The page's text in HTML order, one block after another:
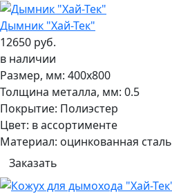
Дымник "Хай-Тек"
12650 руб.
в наличии
Размер, мм: 400х800
Толщина металла, мм: 0.5
Покрытие: Полиэстер
Цвет: в ассортименте
Материал: оцинкованная сталь
Заказать